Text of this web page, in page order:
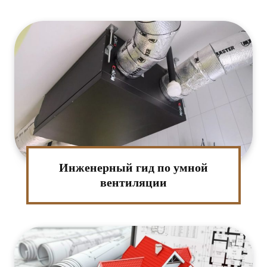
Инженерный гид по умной
вентиляции